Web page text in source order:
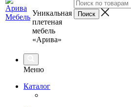
Уникальная
плетеная
мебель
«Арива»
Меню
Каталог